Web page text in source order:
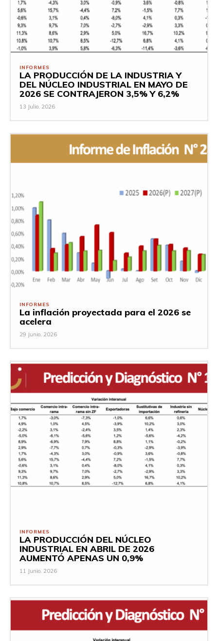
INFORMES
LA PRODUCCIÓN DE LA INDUSTRIA Y
DEL NÚCLEO INDUSTRIAL EN MAYO DE
2026 SE CONTRAJERON 3,5% Y 6,2%
13 Julio, 2026
INFORMES
La inflación proyectada para el 2026 se
acelera
29 Junio, 2026
INFORMES
LA PRODUCCIÓN DEL NÚCLEO
INDUSTRIAL EN ABRIL DE 2026
AUMENTÓ APENAS UN 0,9%
11 Junio, 2026